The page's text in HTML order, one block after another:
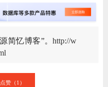
简忆博客”。http://w
点赞（ 1 ）